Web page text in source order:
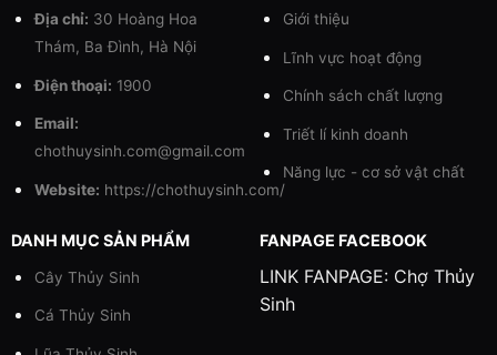
Địa chỉ: 30 Hoàng Hoa
Thám, Ba Đình, Hà Nội
Điện thoại: 1900
Email:
chothuysinh.com@gmail.com
Website: https://chothuysinh.com/
Giới thiệu
Lĩnh vực hoạt động
Chính sách chất lượng
Triết lí kinh doanh
Năng lực - cơ sở vật chất
DANH MỤC SẢN PHẨM
Cây Thủy Sinh
Cá Thủy Sinh
FANPAGE FACEBOOK
LINK FANPAGE: Chợ Thủy
Sinh